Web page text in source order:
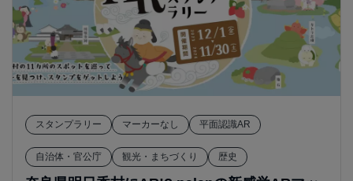
スタンプラリー マーカーなし 平面認識AR
自治体・官公庁 観光・まちづくり 歴史